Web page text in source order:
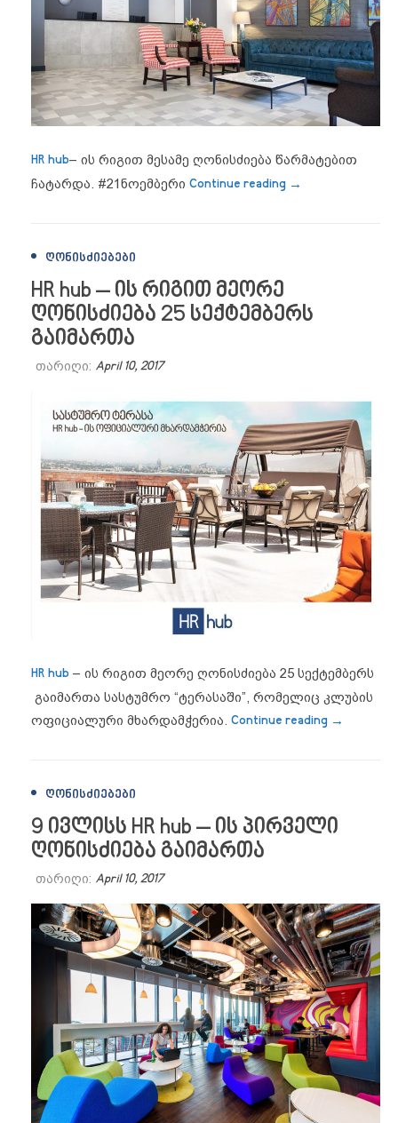
HR hub– ის რიგით მესამე ღონისძიება წარმატებით
ჩატარდა. #‎21ნოემბერი‬ Continue reading “HR hub – ის
→
ᲦᲝᲜᲘᲡᲫᲘᲔᲑᲔᲑᲘ
HR hub – ის რიგით მეორე
ღონისძიება 25 სექტემბერს
გაიმართა
თარიღი: April 10, 2017
HR hub – ის რიგით მეორე ღონისძიება 25 სექტემბერს
გაიმართა სასტუმრო “ტერასაში”, რომელიც კლუბის
ოფიციალური მხარდამჭერია. Continue reading “HR hub
→
ᲦᲝᲜᲘᲡᲫᲘᲔᲑᲔᲑᲘ
9 ივლისს HR hub – ის პირველი
ღონისძიება გაიმართა
თარიღი: April 10, 2017